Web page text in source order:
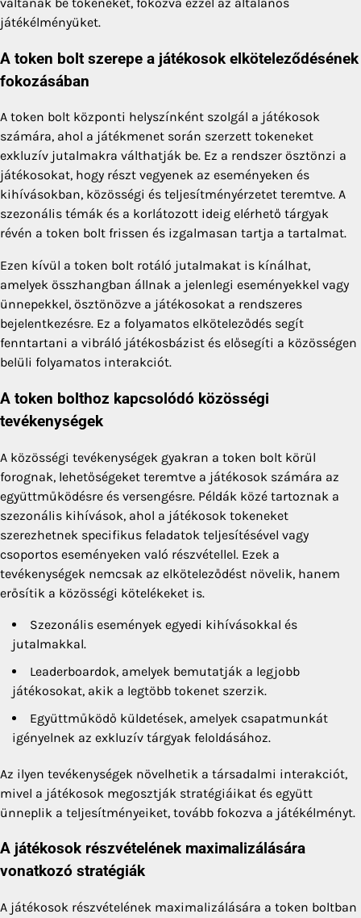
játékélményüket.
A token bolt szerepe a játékosok elköteleződésének
fokozásában
A token bolt központi helyszínként szolgál a játékosok
számára, ahol a játékmenet során szerzett tokeneket
exkluzív jutalmakra válthatják be. Ez a rendszer ösztönzi a
játékosokat, hogy részt vegyenek az eseményeken és
kihívásokban, közösségi és teljesítményérzetet teremtve. A
szezonális témák és a korlátozott ideig elérhető tárgyak
révén a token bolt frissen és izgalmasan tartja a tartalmat.
Ezen kívül a token bolt rotáló jutalmakat is kínálhat,
amelyek összhangban állnak a jelenlegi eseményekkel vagy
ünnepekkel, ösztönözve a játékosokat a rendszeres
bejelentkezésre. Ez a folyamatos elköteleződés segít
fenntartani a vibráló játékosbázist és elősegíti a közösségen
belüli folyamatos interakciót.
A token bolthoz kapcsolódó közösségi
tevékenységek
A közösségi tevékenységek gyakran a token bolt körül
forognak, lehetőségeket teremtve a játékosok számára az
együttműködésre és versengésre. Példák közé tartoznak a
szezonális kihívások, ahol a játékosok tokeneket
szerezhetnek specifikus feladatok teljesítésével vagy
csoportos eseményeken való részvétellel. Ezek a
tevékenységek nemcsak az elköteleződést növelik, hanem
erősítik a közösségi kötelékeket is.
Szezonális események egyedi kihívásokkal és
jutalmakkal.
Leaderboardok, amelyek bemutatják a legjobb
játékosokat, akik a legtöbb tokenet szerzik.
Együttműködő küldetések, amelyek csapatmunkát
igényelnek az exkluzív tárgyak feloldásához.
Az ilyen tevékenységek növelhetik a társadalmi interakciót,
mivel a játékosok megosztják stratégiáikat és együtt
ünneplik a teljesítményeiket, tovább fokozva a játékélményt.
A játékosok részvételének maximalizálására
vonatkozó stratégiák
A játékosok részvételének maximalizálására a token boltban